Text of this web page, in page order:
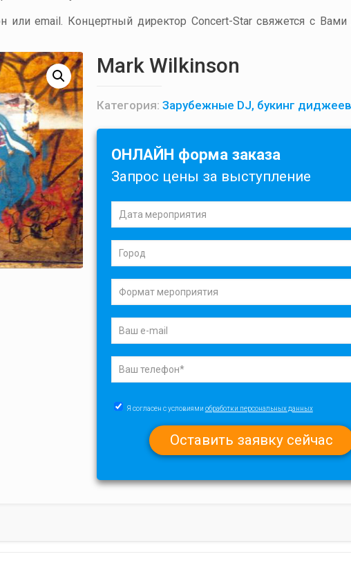
или email. Концертный директор Concert-Star свяжется с Вами
Mark Wilkinson
Категория: Зарубежные DJ, букинг диджеев
ОНЛАЙН форма заказа
Запрос цены за выступление
Я согласен с условиями обработки персональных данных